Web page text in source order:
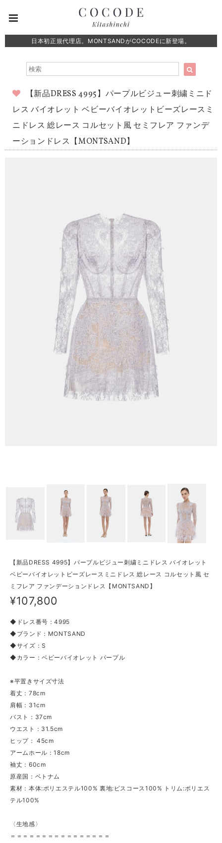
日本初正規代理店。MONTSANDがCOCODEに新登場。
【新品DRESS 4995】パープルビジュー刺繍ミニド
レス バイオレット ベビーバイオレットビーズレースミ
ニドレス 総レース コルセット風 セミフレア ファンデ
ーションドレス【MONTSAND】
【新品DRESS 4995】パープルビジュー刺繍ミニドレス バイオレット
ベビーバイオレットビーズレースミニドレス 総レース コルセット風 セ
ミフレア ファンデーションドレス【MONTSAND】
¥107,800
◆ドレス番号：4995
◆ブランド：MONTSAND
◆サイズ：S
◆カラー：ベビーバイオレット パープル
※平置きサイズ寸法
着丈：78cm
肩幅：31cm
バスト：37cm
ウエスト：31.5cm
ヒップ： 45cm
アームホール：18cm
袖丈：60cm
原産国：ベトナム
素材：本体:ポリエステル100% 裏地:ビスコース100% トリム:ポリエス
テル100%
〈生地感〉
＝＝＝＝＝＝＝＝＝＝＝＝＝＝＝＝